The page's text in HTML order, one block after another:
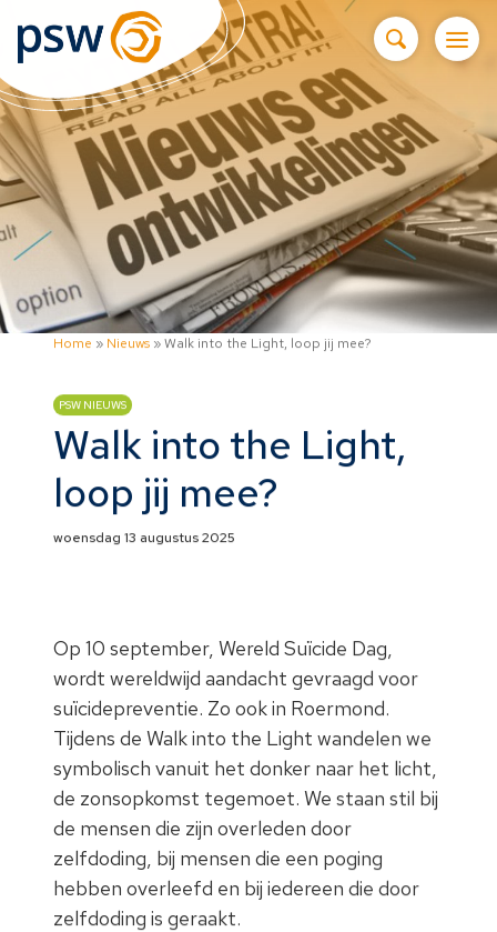
Home » Nieuws »Walk into the Light, loop jij mee?
PSW NIEUWS
Walk into the Light,
loop jij mee?
woensdag 13 augustus 2025
Op 10 september, Wereld Suïcide Dag,
wordt wereldwijd aandacht gevraagd voor
suïcidepreventie. Zo ook in Roermond.
Tijdens de Walk into the Light wandelen we
symbolisch vanuit het donker naar het licht,
de zonsopkomst tegemoet. We staan stil bij
de mensen die zijn overleden door
zelfdoding, bij mensen die een poging
hebben overleefd en bij iedereen die door
zelfdoding is geraakt.